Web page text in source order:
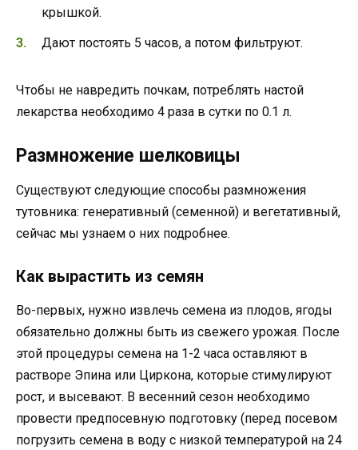
крышкой.
Дают постоять 5 часов, а потом фильтруют.
Чтобы не навредить почкам, потреблять настой
лекарства необходимо 4 раза в сутки по 0.1 л.
Размножение шелковицы
Существуют следующие способы размножения
тутовника: генеративный (семенной) и вегетативный,
сейчас мы узнаем о них подробнее.
Как вырастить из семян
Во-первых, нужно извлечь семена из плодов, ягоды
обязательно должны быть из свежего урожая. После
этой процедуры семена на 1-2 часа оставляют в
растворе Эпина или Циркона, которые стимулируют
рост, и высевают. В весенний сезон необходимо
провести предпосевную подготовку (перед посевом
погрузить семена в воду с низкой температурой на 24